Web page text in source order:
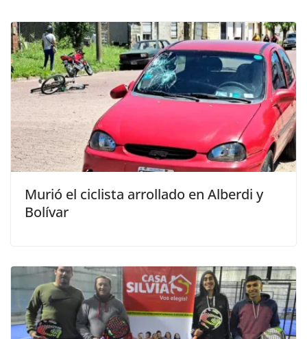
Murió el ciclista arrollado en Alberdi y
Bolívar